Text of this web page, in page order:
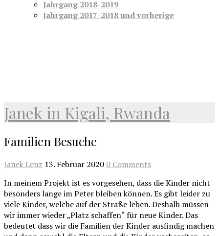
Jahrgang 2018-2019
Jahrgang 2017-2018 und vorherige
Janek in Kigali, Rwanda
Familien Besuche
Janek Lenz 13. Februar 2020 0 Comments
In meinem Projekt ist es vorgesehen, dass die Kinder nicht
besonders lange im Peter bleiben können. Es gibt leider zu
viele Kinder, welche auf der Straße leben. Deshalb müssen
wir immer wieder „Platz schaffen“ für neue Kinder. Das
bedeutet dass wir die Familien der Kinder ausfindig machen